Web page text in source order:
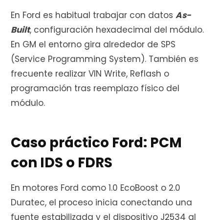
En Ford es habitual trabajar con datos As-
Built, configuración hexadecimal del módulo.
En GM el entorno gira alrededor de SPS
(Service Programming System). También es
frecuente realizar VIN Write, Reflash o
programación tras reemplazo físico del
módulo.
Caso práctico Ford: PCM
con IDS o FDRS
En motores Ford como 1.0 EcoBoost o 2.0
Duratec, el proceso inicia conectando una
fuente estabilizada y el dispositivo J2534 al